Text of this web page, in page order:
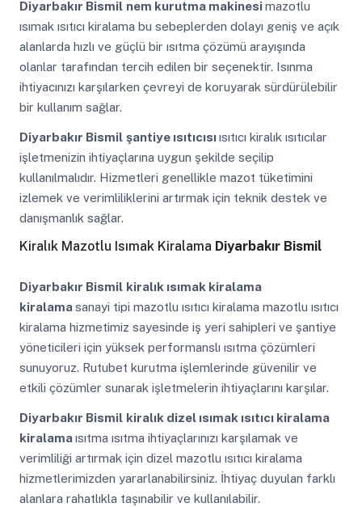
Diyarbakır Bismil nem kurutma makinesimazotlu
ısımak ısıtıcı kiralama bu sebeplerden dolayı geniş ve açık
alanlarda hızlı ve güçlü bir ısıtma çözümü arayışında
olanlar tarafından tercih edilen bir seçenektir. Isınma
ihtiyacınızı karşılarken çevreyi de koruyarak sürdürülebilir
bir kullanım sağlar.
Diyarbakır Bismil şantiye ısıtıcısıısıtıcı kiralık ısıtıcılar
işletmenizin ihtiyaçlarına uygun şekilde seçilip
kullanılmalıdır. Hizmetleri genellikle mazot tüketimini
izlemek ve verimliliklerini artırmak için teknik destek ve
danışmanlık sağlar.
Kiralık Mazotlu Isımak Kiralama Diyarbakır Bismil
Diyarbakır Bismil kiralık ısımak kiralama
kiralamasanayi tipi mazotlu ısıtıcı kiralama mazotlu ısıtıcı
kiralama hizmetimiz sayesinde iş yeri sahipleri ve şantiye
yöneticileri için yüksek performanslı ısıtma çözümleri
sunuyoruz. Rutubet kurutma işlemlerinde güvenilir ve
etkili çözümler sunarak işletmelerin ihtiyaçlarını karşılar.
Diyarbakır Bismil kiralık dizel ısımak ısıtıcı kiralama
kiralamaısıtma ısıtma ihtiyaçlarınızı karşılamak ve
verimliliği artırmak için dizel mazotlu ısıtıcı kiralama
hizmetlerimizden yararlanabilirsiniz. İhtiyaç duyulan farklı
alanlara rahatlıkla taşınabilir ve kullanılabilir.